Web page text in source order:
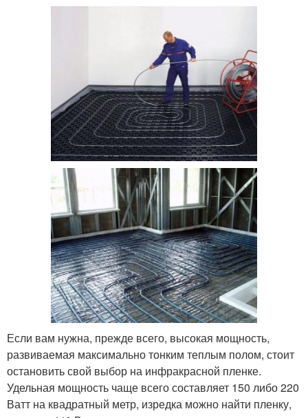
Если вам нужна, прежде всего, высокая мощность,
развиваемая максимально тонким теплым полом, стоит
остановить свой выбор на инфракрасной пленке.
Удельная мощность чаще всего составляет 150 либо 220
Ватт на квадратный метр, изредка можно найти пленку,